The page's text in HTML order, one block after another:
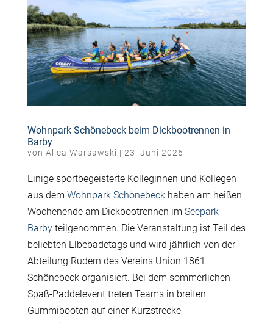
Wohnpark Schönebeck beim Dickbootrennen in
Barby
von Alica Warsawski | 23. Juni 2026
Einige sportbegeisterte Kolleginnen und Kollegen
aus dem Wohnpark Schönebeckhaben am heißen
Wochenende am Dickbootrennen im Seepark
Barbyteilgenommen. Die Veranstaltung ist Teil des
beliebten Elbebadetags und wird jährlich von der
Abteilung Rudern des Vereins Union 1861
Schönebeck organisiert. Bei dem sommerlichen
Spaß-Paddelevent treten Teams in breiten
Gummibooten auf einer Kurzstrecke